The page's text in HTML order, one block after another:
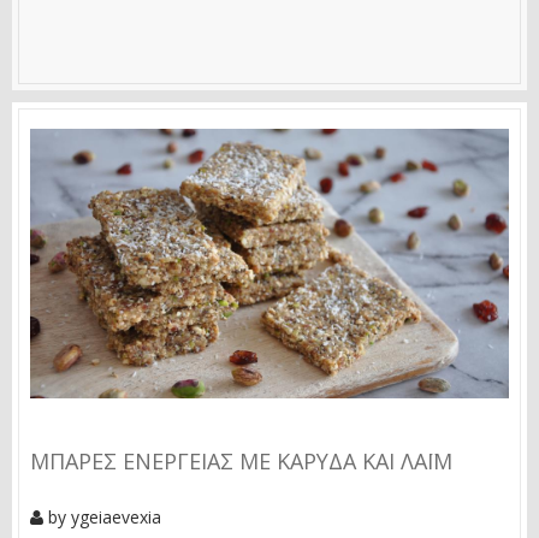
ΜΠΆΡΕΣ ΕΝΈΡΓΕΙΑΣ ΜΕ ΚΑΡΎΔΑ ΚΑΙ ΛΆΙΜ
by ygeiaevexia